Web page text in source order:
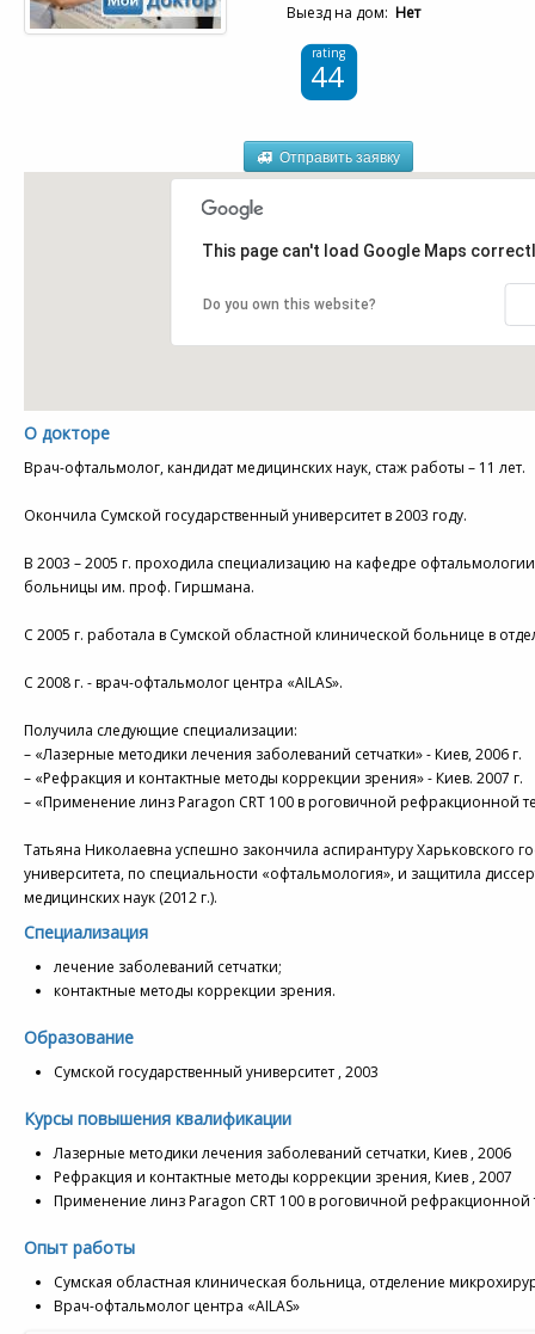
Выезд на дом: Нет
rating
44
Отправить заявку
This page can't load Google Maps
Do you own this website?
О докторе
Врач-офтальмолог, кандидат медицинских наук, стаж работы – 11 лет.
Окончила Сумской государственный университет в 2003 году.
В 2003 – 2005 г. проходила специализацию на кафедре
больницы им. проф. Гиршмана.
С 2005 г. работала в Сумской областной клинической больнице в
С 2008 г. - врач-офтальмолог центра «AILAS».
Получила следующие специализации:
– «Лазерные методики лечения заболеваний сетчатки» - Киев, 2006 г.
– «Рефракция и контактные методы коррекции зрения» - Киев. 2007 г.
– «Применение линз Paragon CRT 100 в роговичной рефракционной
Татьяна Николаевна успешно закончила аспирантуру Харьковского
университета, по специальности «офтальмология», и защитила
медицинских наук (2012 г.).
Специализация
лечение заболеваний сетчатки;
контактные методы коррекции зрения.
Образование
Сумской государственный университет , 2003
Курсы повышения квалификации
Лазерные методики лечения заболеваний сетчатки, Киев , 2006
Рефракция и контактные методы коррекции зрения, Киев , 2007
Применение линз Paragon CRT 100 в роговичной рефракционной
Опыт работы
Сумская областная клиническая больница, отделение
Врач-офтальмолог центра «AILAS»